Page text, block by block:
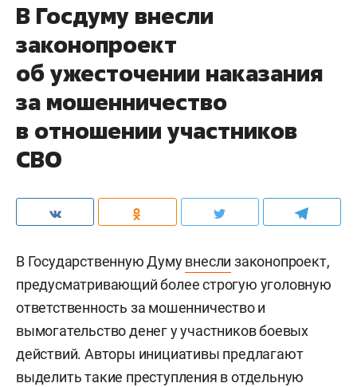
В Госдуму внесли
законопроект
об ужесточении наказания
за мошенничество
в отношении участников
СВО
В Государственную Думувнесли законопроект,
предусматривающий более строгую уголовную
ответственность за мошенничество и
вымогательство денег у участников боевых
действий. Авторы инициативы предлагают
выделить такие преступления в отдельную